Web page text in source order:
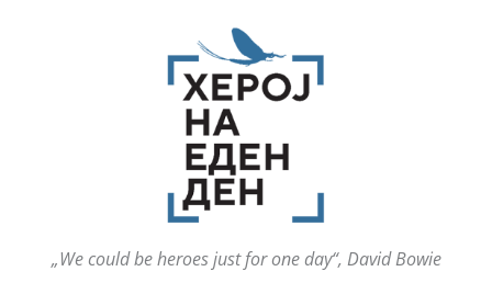
„We could be heroes just for one day“, David Bowie